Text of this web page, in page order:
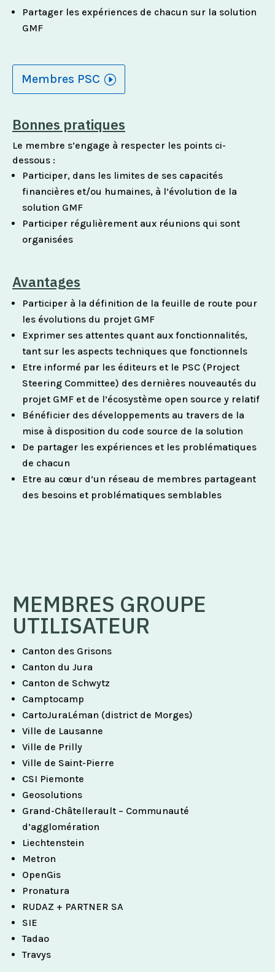
Partager les expériences de chacun sur la solution
GMF
Membres PSC
Bonnes pratiques
Le membre s’engage à respecter les points ci-
dessous :
Participer, dans les limites de ses capacités
financières et/ou humaines, à l’évolution de la
solution GMF
Participer régulièrement aux réunions qui sont
organisées
Avantages
Participer à la définition de la feuille de route pour
les évolutions du projet GMF
Exprimer ses attentes quant aux fonctionnalités,
tant sur les aspects techniques que fonctionnels
Etre informé par les éditeurs et le PSC (Project
Steering Committee) des dernières nouveautés du
projet GMF et de l’écosystème open source y relatif
Bénéficier des développements au travers de la
mise à disposition du code source de la solution
De partager les expériences et les problématiques
de chacun
Etre au cœur d’un réseau de membres partageant
des besoins et problématiques semblables
MEMBRES GROUPE
UTILISATEUR
Canton des Grisons
Canton du Jura
Canton de Schwytz
Camptocamp
CartoJuraLéman (district de Morges)
Ville de Lausanne
Ville de Prilly
Ville de Saint-Pierre
CSI Piemonte
Geosolutions
Grand-Châtellerault – Communauté
d’agglomération
Liechtenstein
Metron
OpenGis
Pronatura
RUDAZ + PARTNER SA
SIE
Tadao
Travys